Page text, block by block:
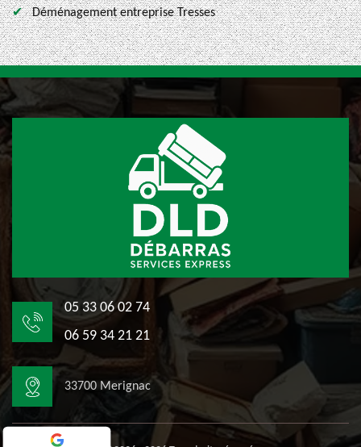
Déménagement entreprise Tresses
05 33 06 02 74
06 59 34 21 21
33700 Merignac